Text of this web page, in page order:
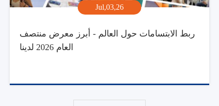
Jul,03,26
ربط الابتسامات حول العالم - أبرز معرض منتصف
العام 2026 لدينا